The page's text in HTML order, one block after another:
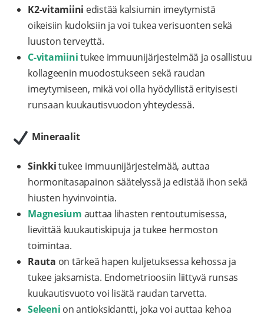
K2-vitamiini edistää kalsiumin imeytymistä
oikeisiin kudoksiin ja voi tukea verisuonten sekä
luuston terveyttä.
C-vitamiinitukee immuunijärjestelmää ja osallistuu
kollageenin muodostukseen sekä raudan
imeytymiseen, mikä voi olla hyödyllistä erityisesti
runsaan kuukautisvuodon yhteydessä.
Mineraalit
Sinkkitukee immuunijärjestelmää, auttaa
hormonitasapainon säätelyssä ja edistää ihon sekä
hiusten hyvinvointia.
Magnesium auttaa lihasten rentoutumisessa,
lievittää kuukautiskipuja ja tukee hermoston
toimintaa.
Rauta on tärkeä hapen kuljetuksessa kehossa ja
tukee jaksamista. Endometrioosiin liittyvä runsas
kuukautisvuoto voi lisätä raudan tarvetta.
Seleeni on antioksidantti, joka voi auttaa kehoa